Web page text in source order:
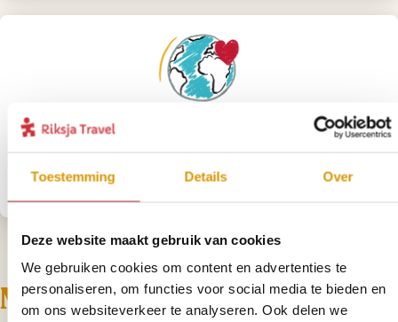
Toestemming Details Over
Deze website maakt gebruik van cookies
We gebruiken cookies om content en advertenties te
personaliseren, om functies voor social media te bieden en
om ons websiteverkeer te analyseren. Ook delen we
Hart voor de wereld
beetje mooier te maken.
Maak kennis met onze Zuid-